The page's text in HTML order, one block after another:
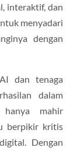
interaktif, dan
menyadari
dengan
dan tenaga
dalam
mahir
berpikir kritis
Dengan